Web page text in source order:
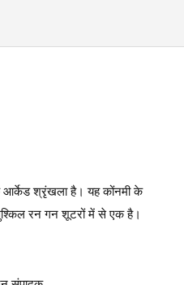
आर्केड श्रृंखला है। यह कोंनमी के
रन गन शूटरों में से एक है।